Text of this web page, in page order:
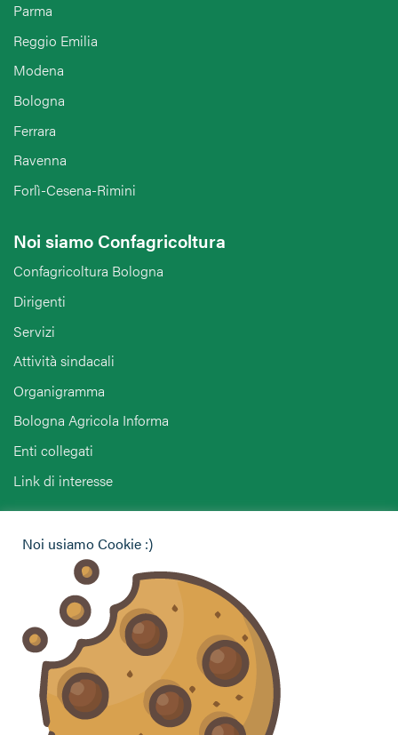
Parma
Reggio Emilia
Modena
Bologna
Ferrara
Ravenna
Forlì-Cesena-Rimini
Noi siamo Confagricoltura
Confagricoltura Bologna
Dirigenti
Servizi
Attività sindacali
Organigramma
Bologna Agricola Informa
Enti collegati
Link di interesse
Vuoi contattarci per ricevere assistenza, lasciare un
commento o chiedere informazioni?
CONTATTACI
Seguici sui social
Noi usiamo Cookie :)